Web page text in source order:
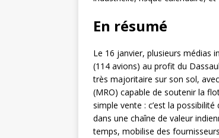
En résumé
Le 16 janvier, plusieurs médias
(114 avions) au profit du
très majoritaire sur son sol,
(MRO) capable de soutenir la
simple vente : c’est la
dans une chaîne de valeur
temps, mobilise des